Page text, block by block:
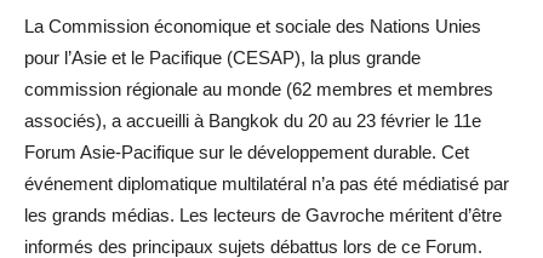
La Commission économique et sociale des Nations Unies
pour l’Asie et le Pacifique (CESAP), la plus grande
commission régionale au monde (62 membres et membres
associés), a accueilli à Bangkok du 20 au 23 février le 11e
Forum Asie-Pacifique sur le développement durable. Cet
événement diplomatique multilatéral n’a pas été médiatisé par
les grands médias. Les lecteurs de Gavroche méritent d’être
informés des principaux sujets débattus lors de ce Forum.